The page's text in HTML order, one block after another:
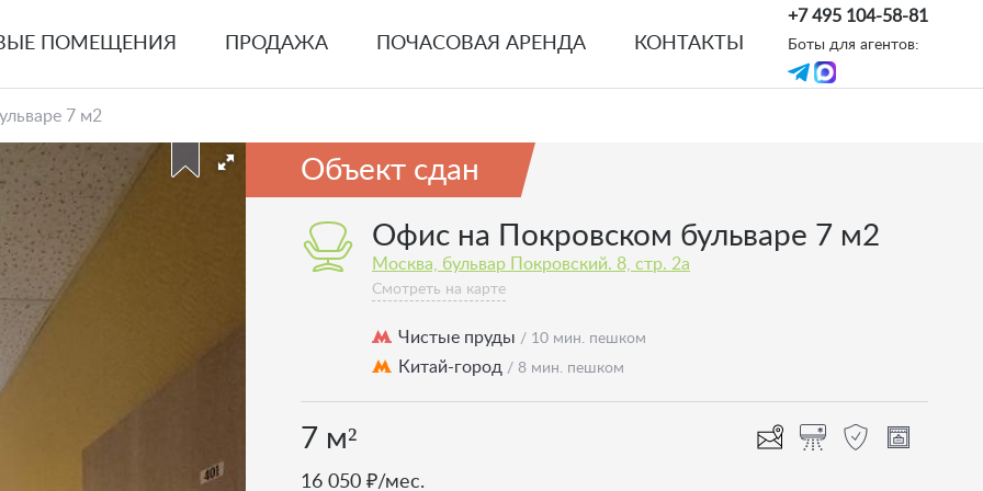
ПОМЕЩЕНИЯ ПРОДАЖА ПОЧАСОВАЯ АРЕНДА КОНТАКТЫ
+7 495 104-58-81
Боты для агентов:
7 м2
Объект сдан
Офис на Покровском бульваре 7 м2
Москва, бульвар Покровский. 8, стр. 2а
Смотреть на карте
Чистые пруды / 10 мин. пешком
Китай-город / 8 мин. пешком
7 м²
16 050 ₽/мес.